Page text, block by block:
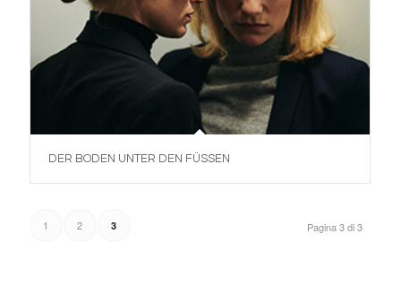
DER BODEN UNTER DEN FÜSSEN
Pagina 3 di 3
1 2 3